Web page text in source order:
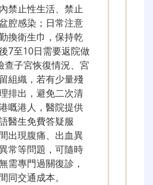
禁止性生活、禁止
腔感染；日常注意
換衛生巾，保持乾
7至10日需要返院做
查子宮恢復情況、宮
組織，若有少量殘
排出，避免二次清
嘅港人，醫院提供
醫生免費答疑服
出現腹痛、出血異
常等問題，可隨時
需專門過關復診，
同交通成本。